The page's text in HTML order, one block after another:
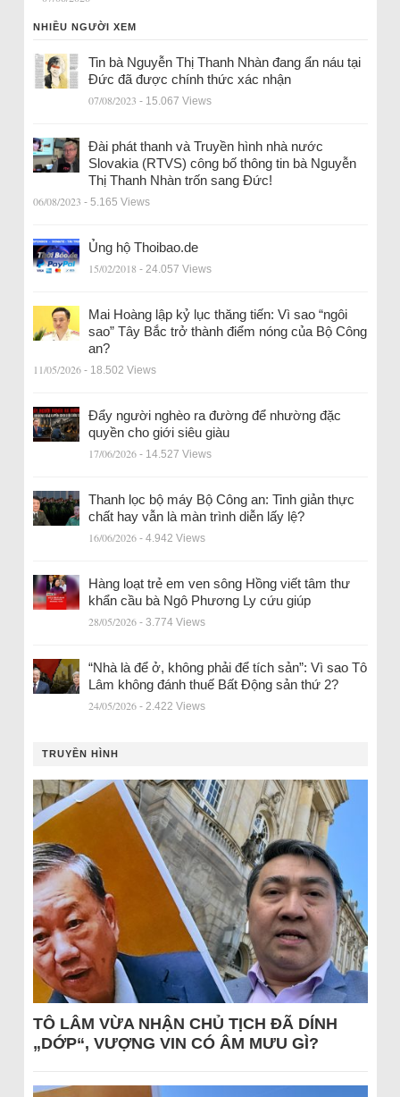
NHIỀU NGƯỜI XEM
Tin bà Nguyễn Thị Thanh Nhàn đang ẩn náu tại
Đức đã được chính thức xác nhận
07/08/2023 - 15.067 Views
Đài phát thanh và Truyền hình nhà nước
Slovakia (RTVS) công bố thông tin bà Nguyễn
Thị Thanh Nhàn trốn sang Đức!
06/08/2023 - 5.165 Views
Ủng hộ Thoibao.de
15/02/2018 - 24.057 Views
Mai Hoàng lập kỷ lục thăng tiến: Vì sao “ngôi
sao” Tây Bắc trở thành điểm nóng của Bộ Công
an?
11/05/2026 - 18.502 Views
Đẩy người nghèo ra đường để nhường đặc
quyền cho giới siêu giàu
17/06/2026 - 14.527 Views
Thanh lọc bộ máy Bộ Công an: Tinh giản thực
chất hay vẫn là màn trình diễn lấy lệ?
16/06/2026 - 4.942 Views
Hàng loạt trẻ em ven sông Hồng viết tâm thư
khẩn cầu bà Ngô Phương Ly cứu giúp
28/05/2026 - 3.774 Views
“Nhà là để ở, không phải để tích sản”: Vì sao Tô
Lâm không đánh thuế Bất Động sản thứ 2?
24/05/2026 - 2.422 Views
TRUYỀN HÌNH
TÔ LÂM VỪA NHẬN CHỦ TỊCH ĐÃ DÍNH
„DỚP“, VƯỢNG VIN CÓ ÂM MƯU GÌ?